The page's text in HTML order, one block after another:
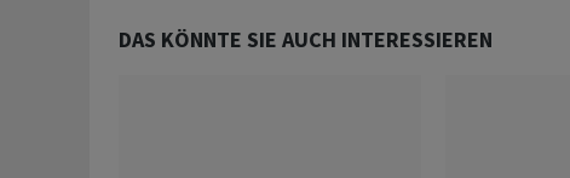
DAS KÖNNTE SIE AUCH INTERESSIEREN